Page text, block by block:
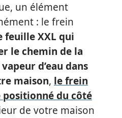
un élément
: le frein
feuille XXL qui
le chemin de la
d’eau dans
maison, le frein
du côté
de votre maison